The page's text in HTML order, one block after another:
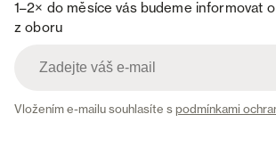
1–2× do měsíce vás budeme informovat
z oboru
Vložením e-mailu souhlasíte spodmínkami